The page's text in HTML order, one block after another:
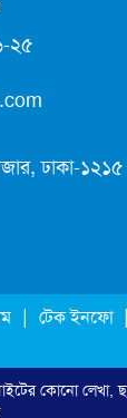
ফিরে পেল
১৯ টাকা
১৬ শতাংশ
নিষেধাজ্ঞা,
আদায়ের
২৫
ঢাকা-১২১৫
| টেক ইনফো
কোনো লেখা,